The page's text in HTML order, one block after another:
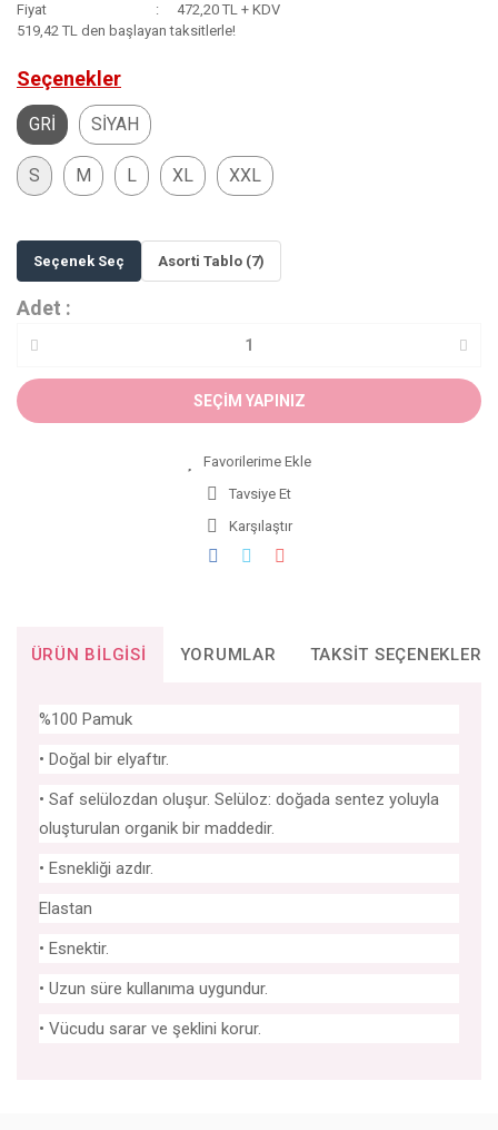
Fiyat
472,20 TL + KDV
519,42 TL den başlayan taksitlerle!
Seçenekler
GRİ SİYAH
S M L XL XXL
Seçenek Seç Asorti Tablo (7)
Adet :
SEÇİM YAPINIZ
Tavsiye Et
Karşılaştır
ÜRÜN BILGISI YORUMLAR TAKSIT SEÇENEKLERI
%100 Pamuk
• Doğal bir elyaftır.
• Saf selülozdan oluşur. Selüloz: doğada sentez yoluyla
oluşturulan organik bir maddedir.
• Esnekliği azdır.
Elastan
• Esnektir.
• Uzun süre kullanıma uygundur.
• Vücudu sarar ve şeklini korur.